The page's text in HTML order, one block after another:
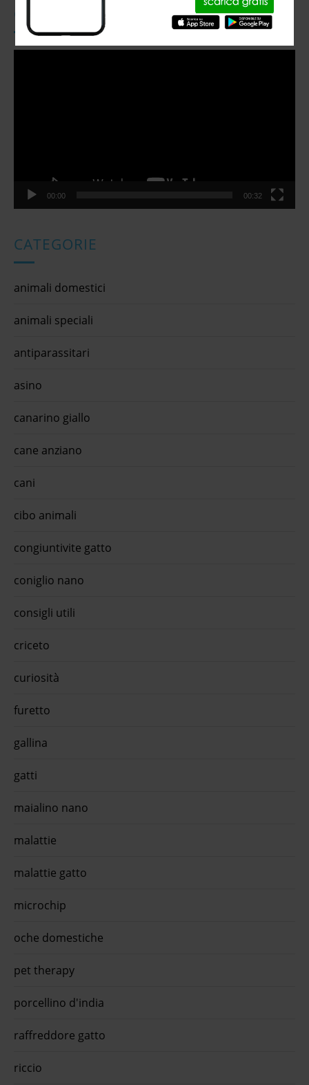
CONOSCI QUIINZONA?
00:00 00:32
CATEGORIE
animali domestici
animali speciali
antiparassitari
asino
canarino giallo
cane anziano
cani
cibo animali
congiuntivite gatto
coniglio nano
consigli utili
criceto
curiosità
furetto
gallina
gatti
maialino nano
malattie
malattie gatto
microchip
oche domestiche
pet therapy
porcellino d'india
raffreddore gatto
riccio